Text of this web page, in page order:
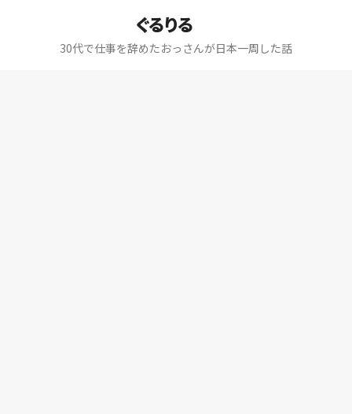
ぐるりる
30代で仕事を辞めたおっさんが日本一周した話